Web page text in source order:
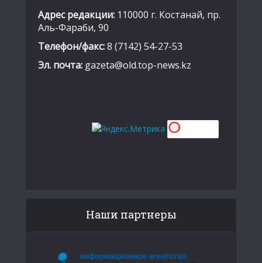
Адрес редакции: 110000 г. Костанай, пр.
Аль-Фараби, 90
Телефон/факс:8 (7142) 54-27-53
Эл. почта: gazeta@old.top-news.kz
Наши партнеры